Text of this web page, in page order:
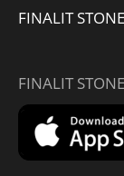
FINALIT
FINALIT